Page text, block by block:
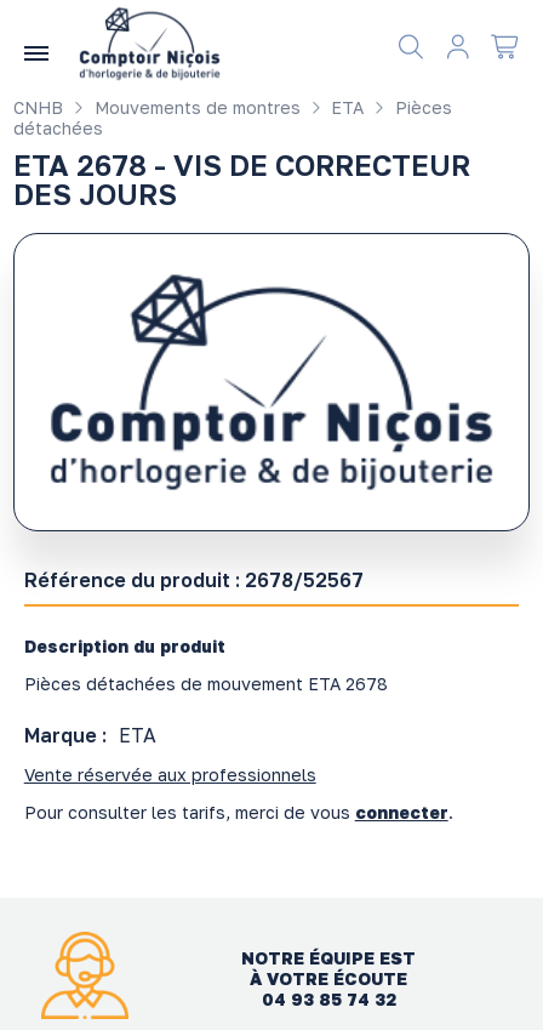
CNHB Mouvements de montres ETA
Pièces
détachées
ETA 2678 - VIS DE CORRECTEUR
DES JOURS
Référence du produit : 2678/52567
Description du produit
Pièces détachées de mouvement ETA 2678
Marque : ETA
Vente réservée aux professionnels
Pour consulter les tarifs, merci de vous connecter.
NOTRE ÉQUIPE EST
À VOTRE ÉCOUTE
04 93 85 74 32
Gérer les préférences en matière de cookies